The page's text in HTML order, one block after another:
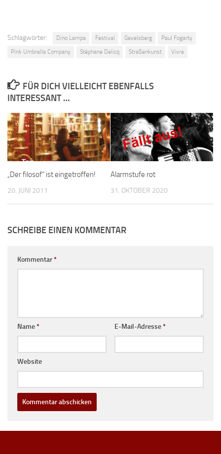
Schlagwörter: Dino Lampa Festival Gevelsberg
Paul Fogarty
Pink Umbrella Company
Stéphane Delicq Straßenkunst Vivre
FÜR DICH VIELLEICHT EBENFALLS
INTERESSANT …
„Der filosof“ ist eingetroffen!
20. JUNI 2011
Alarmstufe rot
31. OKTOBER 2020
SCHREIBE EINEN KOMMENTAR
Kommentar*
Name* E-Mail-Adresse*
Website